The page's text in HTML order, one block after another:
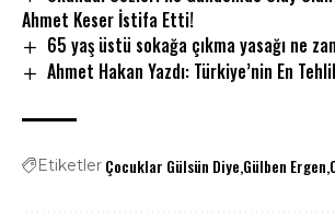
Ahmet Keser İstifa Etti!
65 yaş üstü sokağa çıkma yasağı ne
Ahmet Hakan Yazdı: Türkiye’nin En
Etiketler Çocuklar Gülsün Diye Gülben Ergen